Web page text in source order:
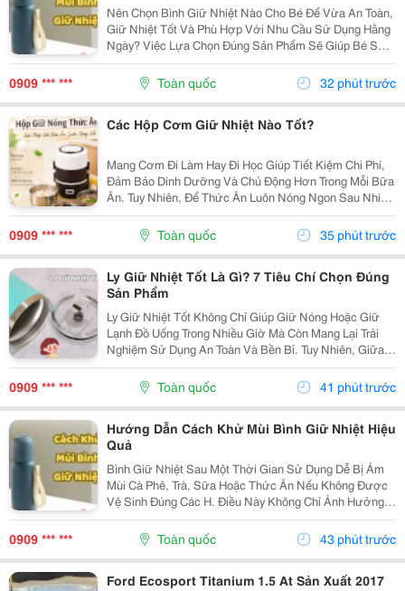
Nên Chọn Bình Giữ Nhiệt Nào Cho Bé Để Vừa An Toàn,
Giữ Nhiệt Tốt Và Phù Hợp Với Nhu Cầu Sử Dụng Hằng
Ngày? Việc Lựa Chọn Đúng Sản Phẩm Sẽ Giúp Bé Sử
Dụng Thuận Tiện Hơn Và Cha Mẹ Cũng Yên Tâm Hơn.
Cùng Khám Phá 7 Tiêu Chí Quan Trọng Ngay Dưới Đây
0909 *** *** Toàn quốc 32 phút trước
Các Hộp Cơm Giữ Nhiệt Nào Tốt?
Mang Cơm Đi Làm Hay Đi Học Giúp Tiết Kiệm Chi Phí,
Đảm Bảo Dinh Dưỡng Và Chủ Động Hơn Trong Mỗi Bữa
Ăn. Tuy Nhiên, Để Thức Ăn Luôn Nóng Ngon Sau Nhiều
Giờ, Việc Lựa Chọn Một Chiếc Hộp Cơm Giữ Nhiệt Nào
Tốt Là Điều Rất Quan Trọng. Bài Viết Dưới Đây Sẽ...
0909 *** *** Toàn quốc 35 phút trước
Ly Giữ Nhiệt Tốt Là Gì? 7 Tiêu Chí Chọn Đúng
Sản Phẩm
Ly Giữ Nhiệt Tốt Không Chỉ Giúp Giữ Nóng Hoặc Giữ
Lạnh Đồ Uống Trong Nhiều Giờ Mà Còn Mang Lại Trải
Nghiệm Sử Dụng An Toàn Và Bền Bỉ. Tuy Nhiên, Giữa
Hàng Trăm Mẫu Mã Trên Thị Trường, Không Phải Sản
Phẩm Nào Cũng Đáp Ứng Được Chất Lượng Như Mong
0909 *** *** Toàn quốc 41 phút trước
Hướng Dẫn Cách Khử Mùi Bình Giữ Nhiệt Hiệu
Quả
Bình Giữ Nhiệt Sau Một Thời Gian Sử Dụng Dễ Bị Ám
Mùi Cà Phê, Trà, Sữa Hoặc Thức Ăn Nếu Không Được
Vệ Sinh Đúng Các H. Điều Này Không Chỉ Ảnh Hưởng
Đến Hương Vị Đồ Uống Mà Còn Gây Mất Vệ Sinh. Hãy
Cùng Tìm Hiểu Những Cách Khử Mùi Bình Giữ Nhiệt
0909 *** *** Toàn quốc 43 phút trước
Ford Ecosport Titanium 1.5 At Sản Xuất 2017